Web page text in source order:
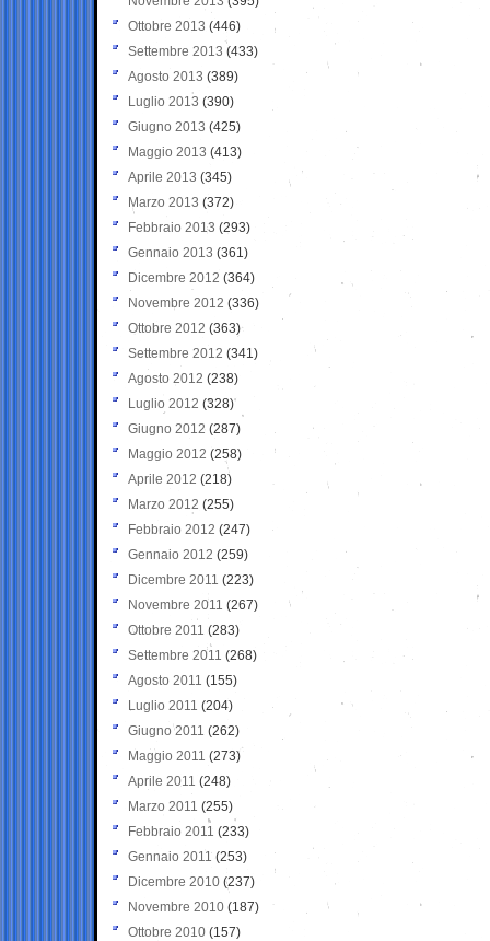
Ottobre 2013 (446)
Settembre 2013 (433)
Agosto 2013 (389)
Luglio 2013 (390)
Giugno 2013 (425)
Maggio 2013 (413)
Aprile 2013 (345)
Marzo 2013 (372)
Febbraio 2013 (293)
Gennaio 2013 (361)
Dicembre 2012 (364)
Novembre 2012 (336)
Ottobre 2012 (363)
Settembre 2012 (341)
Agosto 2012 (238)
Luglio 2012 (328)
Giugno 2012 (287)
Maggio 2012 (258)
Aprile 2012 (218)
Marzo 2012 (255)
Febbraio 2012 (247)
Gennaio 2012 (259)
Dicembre 2011 (223)
Novembre 2011 (267)
Ottobre 2011 (283)
Settembre 2011 (268)
Agosto 2011 (155)
Luglio 2011 (204)
Giugno 2011 (262)
Maggio 2011 (273)
Aprile 2011 (248)
Marzo 2011 (255)
Febbraio 2011 (233)
Gennaio 2011 (253)
Dicembre 2010 (237)
Novembre 2010 (187)
Ottobre 2010 (157)